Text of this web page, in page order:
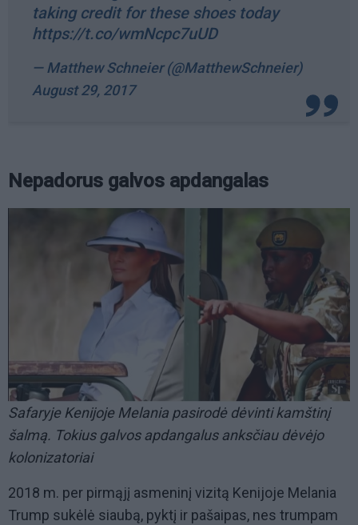
taking credit for these shoes today
https://t.co/wmNcpc7uUD
— Matthew Schneier (@MatthewSchneier)
August 29, 2017
Nepadorus galvos apdangalas
Safaryje Kenijoje Melania pasirodė dėvinti kamštinį
šalmą. Tokius galvos apdangalus anksčiau dėvėjo
kolonizatoriai
2018 m. per pirmąjį asmeninį vizitą Kenijoje Melania
Trump sukėlė siaubą, pyktį ir pašaipas, nes trumpam